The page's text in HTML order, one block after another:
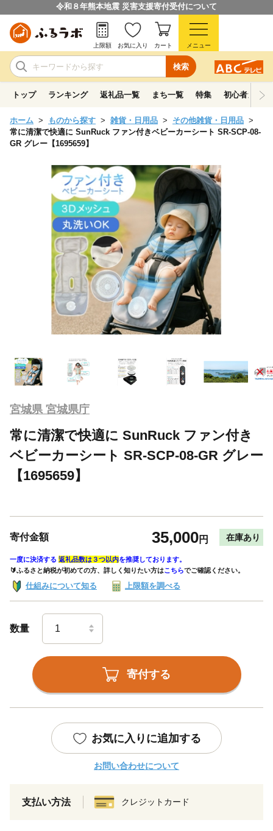
令和８年熊本地震 災害支援寄付受付について
検索
上限額 お気に入り カート メニュー
トップ ランキング 返礼品一覧 まち一覧 特集 初心者ガイド
ホーム ものから探す 雑貨・日用品
その他雑貨・日用品
常に清潔で快適に SunRuck ファン付きベビーカーシート SR-SCP-08-
GR グレー【1695659】
宮城県 宮城県庁
常に清潔で快適に SunRuck ファン付き
ベビーカーシート SR-SCP-08-GR グレー
【1695659】
寄付金額 35,000円 在庫あり
一度に決済する 返礼品数は３つ以内を推奨しております。
🔰ふるさと納税が初めての方、詳しく知りたい方はこちらでご確認ください。
仕組みについて知る 上限額を調べる
数量
寄付する
お気に入りに追加する
お問い合わせについて
支払い方法 クレジットカード